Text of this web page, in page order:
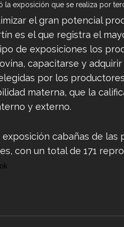
la exposición que se realiza por
el gran potencial
es el que registra el
de exposiciones los
capacitarse y
por los
materna, que la
y externo.
cabañas de las
con un total de 171